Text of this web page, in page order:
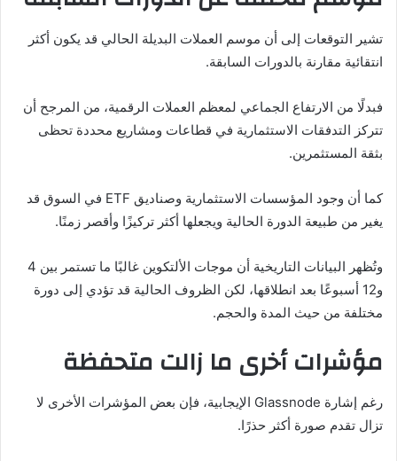
تشير التوقعات إلى أن موسم العملات البديلة الحالي قد يكون أكثر
انتقائية مقارنة بالدورات السابقة.
فبدلًا من الارتفاع الجماعي لمعظم العملات الرقمية، من المرجح أن
تتركز التدفقات الاستثمارية في قطاعات ومشاريع محددة تحظى
بثقة المستثمرين.
كما أن وجود المؤسسات الاستثمارية وصناديق ETF في السوق قد
يغير من طبيعة الدورة الحالية ويجعلها أكثر تركيزًا وأقصر زمنًا.
وتُظهر البيانات التاريخية أن موجات الألتكوين غالبًا ما تستمر بين 4
و12 أسبوعًا بعد انطلاقها، لكن الظروف الحالية قد تؤدي إلى دورة
مختلفة من حيث المدة والحجم.
مؤشرات أخرى ما زالت متحفظة
رغم إشارة Glassnode الإيجابية، فإن بعض المؤشرات الأخرى لا
تزال تقدم صورة أكثر حذرًا.